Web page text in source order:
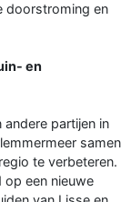
doorstroming en
en
partijen in
samen
te verbeteren.
een nieuwe